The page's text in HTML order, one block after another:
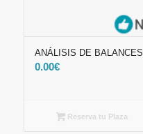
ANÁLISIS DE BALANCES
0.00€
Reserva tu Plaza